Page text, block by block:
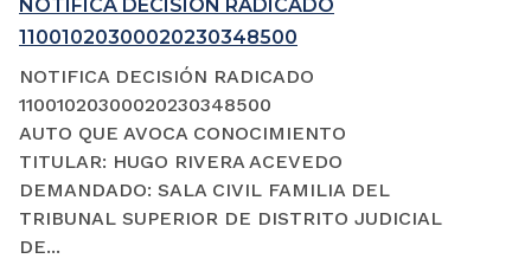
NOTIFICA DECISIÓN RADICADO
11001020300020230348500
NOTIFICA DECISIÓN RADICADO
11001020300020230348500
AUTO QUE AVOCA CONOCIMIENTO
TITULAR: HUGO RIVERA ACEVEDO
DEMANDADO: SALA CIVIL FAMILIA DEL
TRIBUNAL SUPERIOR DE DISTRITO JUDICIAL
DE...